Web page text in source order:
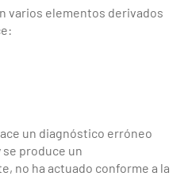
varios elementos derivados
un diagnóstico erróneo
se produce un
no ha actuado conforme a la